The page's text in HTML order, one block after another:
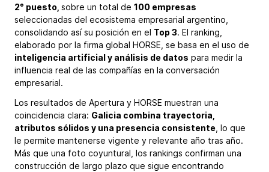
2° puesto, sobre un total de 100 empresas
seleccionadas del ecosistema empresarial argentino,
consolidando así su posición en el Top 3. El ranking,
elaborado por la firma global HORSE, se basa en el uso de
inteligencia artificial y análisis de datos para medir la
influencia real de las compañías en la conversación
empresarial.
Los resultados de Apertura y HORSE muestran una
coincidencia clara: Galicia combina trayectoria,
atributos sólidos y una presencia consistente , lo que
le permite mantenerse vigente y relevante año tras año.
Más que una foto coyuntural, los rankings confirman una
construcción de largo plazo que sigue encontrando